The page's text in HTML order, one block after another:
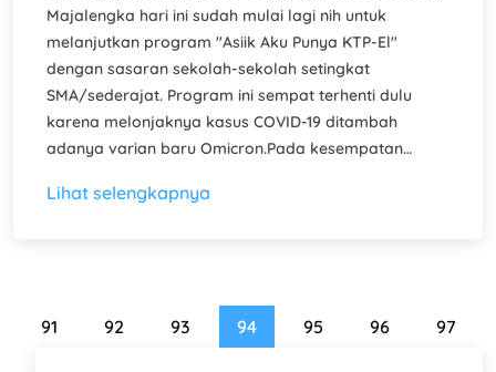
Majalengka hari ini sudah mulai lagi nih untuk
melanjutkan program "Asiik Aku Punya KTP-El"
dengan sasaran sekolah-sekolah setingkat
SMA/sederajat. Program ini sempat terhenti dulu
karena melonjaknya kasus COVID-19 ditambah
adanya varian baru Omicron.Pada kesempatan…
Lihat selengkapnya
91 92 93 94 95 96 97